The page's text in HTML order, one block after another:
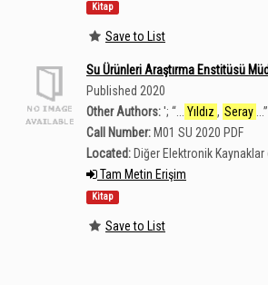
Kitap
Save to List
Su Ürünleri Araştırma Enstitüsü
Published 2020
Other Authors:'; “ Yıldız , Seray ...”
Call Number: M01 SU 2020 PDF
Located: Diğer Elektronik Kaynaklar
Tam Metin Erişim
Kitap
Save to List